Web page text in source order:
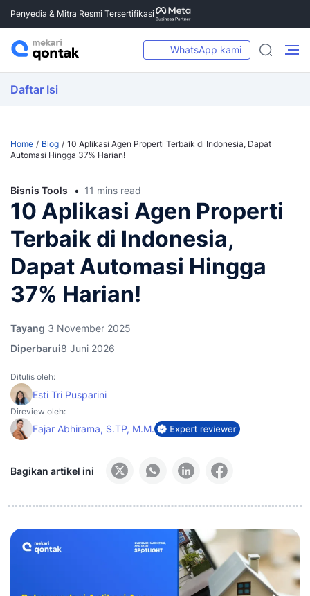
Penyedia & Mitra Resmi Tersertifikasi
WhatsApp kami
Daftar Isi
Home Blog
10 Aplikasi Agen Properti Terbaik di Indonesia, Dapat
Automasi Hingga 37% Harian!
Bisnis Tools 11 mins read
10 Aplikasi Agen Properti
Terbaik di Indonesia,
Dapat Automasi Hingga
37% Harian!
Tayang 3 November 2025
Diperbarui8 Juni 2026
Ditulis oleh:
Esti Tri Pusparini
Direview oleh:
Fajar Abhirama, S.TP, M.M.
Bagikan artikel ini